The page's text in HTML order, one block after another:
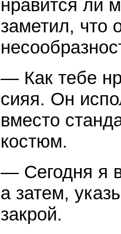
нравится ли
заметил, что
— Как тебе
сияя. Он
вместо
костюм.
— Сегодня я
а затем,
закрой.